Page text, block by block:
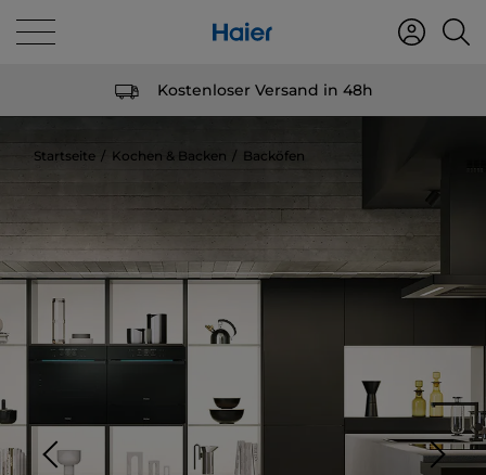
Kostenloser Versand in 48h
Startseite Kochen & Backen Backöfen